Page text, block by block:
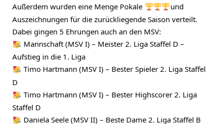
Außerdem wurden eine Menge Pokale
und
Auszeichnungen für die zurückliegende Saison verteilt.
Dabei gingen 5 Ehrungen auch an den MSV:
Mannschaft (MSV I) – Meister 2. Liga Staffel D –
Aufstieg in die 1. Liga
Timo Hartmann (MSV I) – Bester Spieler 2. Liga Staffel
D
Timo Hartmann (MSV I) – Bester Highscorer 2. Liga
Staffel D
Daniela Seele (MSV II) – Beste Dame 2. Liga Staffel B